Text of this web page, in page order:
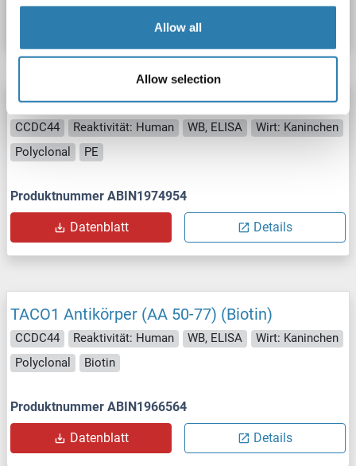
Allow all
Allow selection
TACO1 Antikörper (AA 50-77) (PE)
CCDC44 Reaktivität: Human WB, ELISA
Wirt: Kaninchen
Polyclonal
PE
Produktnummer ABIN1974954
Datenblatt Details
TACO1 Antikörper (AA 50-77) (Biotin)
CCDC44 Reaktivität: Human WB, ELISA
Wirt: Kaninchen
Polyclonal
Biotin
Produktnummer ABIN1966564
Datenblatt Details